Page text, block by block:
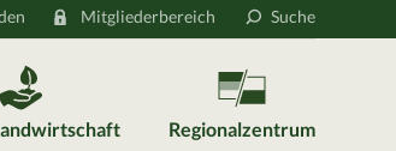
Mitgliederbereich Suche
Regionalzentrum